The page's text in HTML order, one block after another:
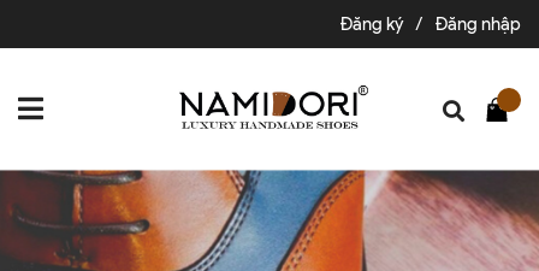
Đăng ký / Đăng nhập